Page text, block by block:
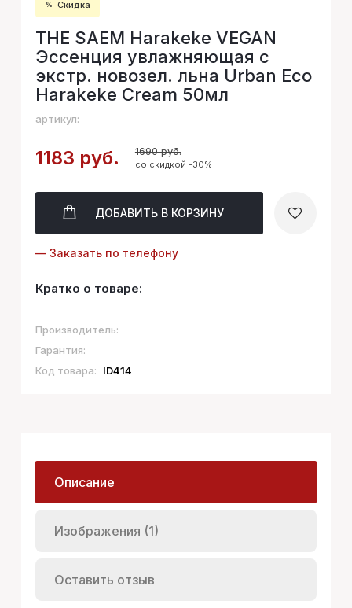
Скидка
THE SAEM Harakeke VEGAN
Эссенция увлажняющая с
экстр. новозел. льна Urban Eco
Harakeke Cream 50мл
артикул:
1183 руб. 1690 руб.
со скидкой -30%
ДОБАВИТЬ В КОРЗИНУ
— Заказать по телефону
Кратко о товаре:
Производитель:
Гарантия:
Код товара:
ID414
Описание
Изображения (1)
Оставить отзыв